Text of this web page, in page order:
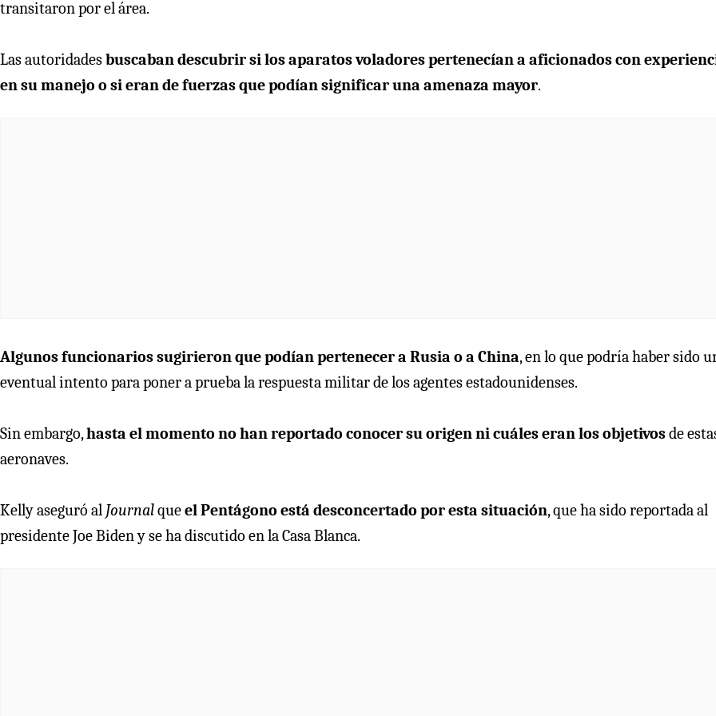
transitaron por el área.
Las autoridadesbuscaban descubrir si los aparatos voladores pertenecían a aficionados con
en su manejo o si eran de fuerzas que podían significar una amenaza mayor.
Algunos funcionarios sugirieron que podían pertenecer a Rusia o a China, en lo que podría haber sido
eventual intento para poner a prueba la respuesta militar de los agentes estadounidenses.
Sin embargo,hasta el momento no han reportado conocer su origen ni cuáles eran los objetivosde
aeronaves.
Kelly aseguró al Journalqueel Pentágono está desconcertado por esta situación, que ha sido reportada al
presidente Joe Biden y se ha discutido en la Casa Blanca.